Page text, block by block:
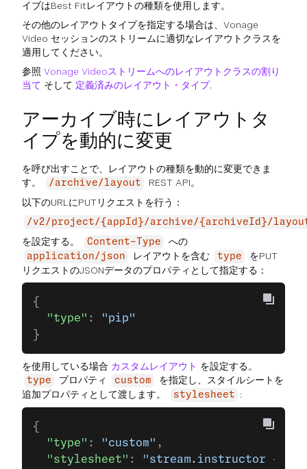
イブはBest Fitレイアウトの種類を使用します。
その他のレイアウトタイプを指定する場合は、Vonage
Video セッションのストリームに適切なレイアウトクラスを
適用してください。
参照 Vonage Videoストリームへのレイアウトクラスの割り
当て そして 定義済みのレイアウト・タイプ.
アーカイブ時にレイアウトタ
イプを動的に変更
を呼び出すことで、レイアウトの種類を動的に変更できま
す。
/archive/layout
REST API。
以下のURLにPUTリクエストを行う：
/v2/project/{appId}/archive/{archiveId}/
を設定する。 Content-Type への
application/json レイアウトを含む type
をPUT
リクエストのJSONデータのプロパティとして指定する：
{
  "type"
:
"pip"
}
を使用している場合 カスタムレイアウト を設定する。
type プロパティ custom
を指定し、スタイルシートを
追加プロパティとして渡します。
stylesheet :
{
  "type"
: "custom" ,
  "stylesheet"
:
"stream.instructor